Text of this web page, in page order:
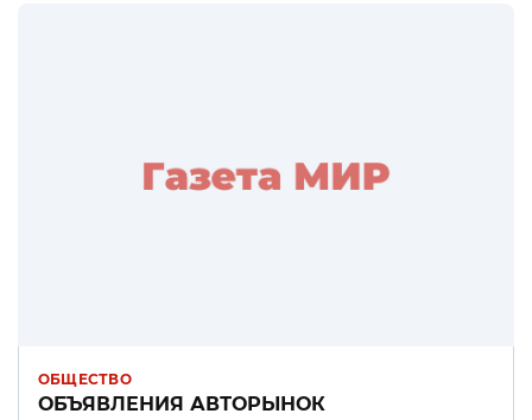
ОБЩЕСТВО
ОБЪЯВЛЕНИЯ АВТОРЫНОК